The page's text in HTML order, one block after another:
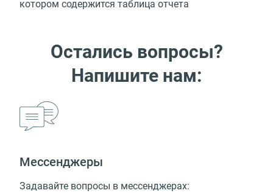
котором содержится таблица отчета
Остались вопросы?
Напишите нам:
Мессенджеры
Задавайте вопросы в мессенджерах: